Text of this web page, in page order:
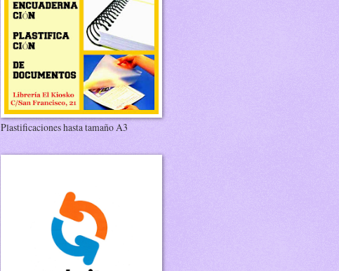
Plastificaciones hasta tamaño A3